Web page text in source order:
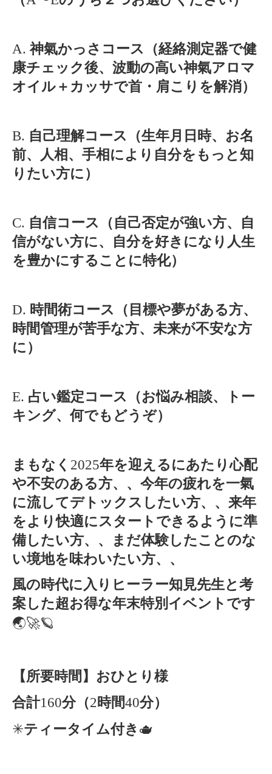
A. 神氣かっさコース（経絡測定器で健
康チェック後、波動の高い神氣アロマ
オイル＋カッサで首・肩こりを解消）
B. 自己理解コース（生年月日時、お名
前、人相、手相により自分をもっと知
りたい方に）
C. 自信コース（自己否定が強い方、自
信がない方に、自分を好きになり人生
を豊かにすることに特化）
D. 時間術コース（目標や夢がある方、
時間管理が苦手な方、未来が不安な方
に）
E. 占い鑑定コース（お悩み相談、トー
キング、何でもどうぞ）
まもなく 2025年を迎えるにあたり心配
や不安のある方、、今年の疲れを一氣
に流してデトックスしたい方、、来年
をより快適にスタートできるように準
備したい方、、まだ体験したことのな
い境地を味わいたい方、、
風の時代に入りヒーラー知見先生と考
案した超お得な年末特別イベントです
🌏🚀🪐
【所要時間】おひとり様
合計160分（2 時間40分）
✳︎ティータイム付き 🫖